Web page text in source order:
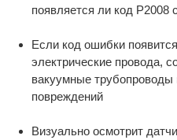
появляется ли код P2008
Если код ошибки
электрические провода,
вакуумные трубопроводы
повреждений
Визуально осмотрит